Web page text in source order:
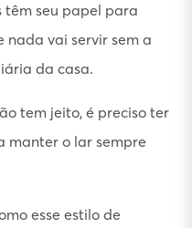
seu papel para
nada vai servir sem a
da casa.
tem jeito, é preciso ter
manter o lar sempre
esse estilo de